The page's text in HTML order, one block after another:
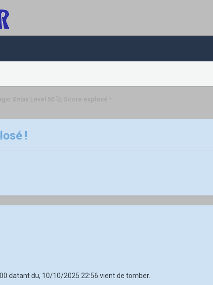
Xmas Level 50 🚀 Score explosé !
!
datant du, 10/10/2025 22:56 vient de tomber.